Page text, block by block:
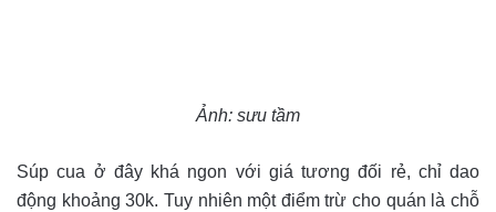
Ảnh: sưu tầm
Súp cua ở đây khá ngon với giá tương đối rẻ, chỉ dao
động khoảng 30k. Tuy nhiên một điểm trừ cho quán là chỗ